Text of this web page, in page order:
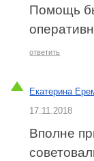
Помощь
ответить
Екатерина
17.11.2018
Вполне